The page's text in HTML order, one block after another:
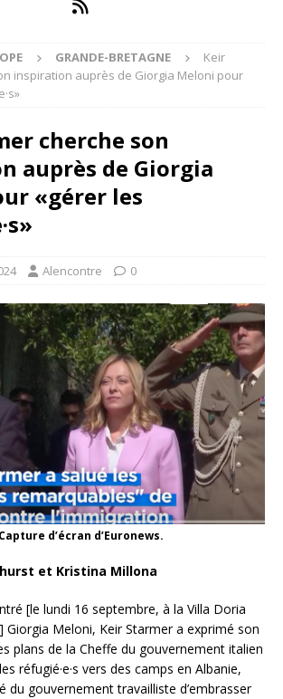
GRANDE-BRETAGNE
Keir
inspiration auprès de Giorgia Meloni pour
cherche son
auprès de Giorgia
«gérer les
Alencontre 0
Capture d’écran d’Euronews.
et Kristina Millona
[le lundi 16 septembre, à la Villa Doria
Giorgia Meloni, Keir Starmer a exprimé son
plans de la Cheffe du gouvernement italien
réfugié·e·s vers des camps en Albanie,
du gouvernement travailliste d’embrasser